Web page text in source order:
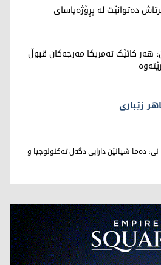
دەتوانێت لە پڕۆژەیاسای
هەر کاتێک ئەمریکا مەرجەکان قبوڵ
زێبارى
نى: دەما شیانێن دارایى دگەل تەکنولوجیا و